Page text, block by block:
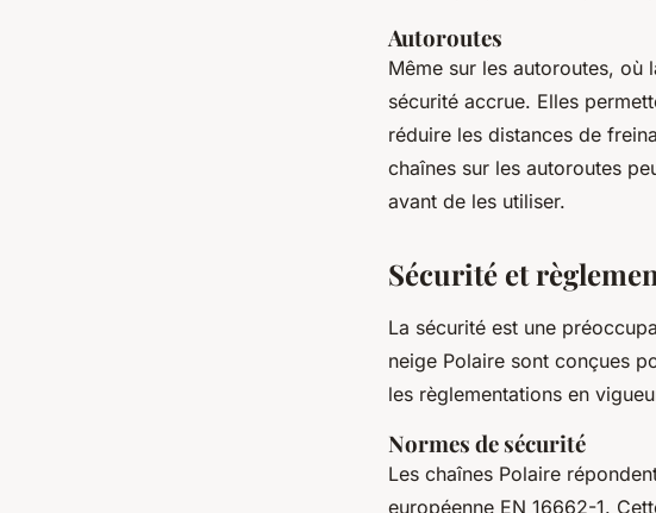
Autoroutes
Même sur les autoroutes, où
sécurité accrue. Elles
réduire les distances de
chaînes sur les autoroutes
avant de les utiliser.
Sécurité et
La sécurité est une
neige Polaire sont conçues
les règlementations en
Normes de sécurité
Les chaînes Polaire
européenne EN 16662-1.